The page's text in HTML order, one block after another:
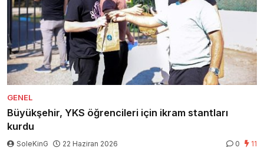
GENEL
Büyükşehir, YKS öğrencileri için ikram stantları
kurdu
SoleKinG 22 Haziran 2026 0 11